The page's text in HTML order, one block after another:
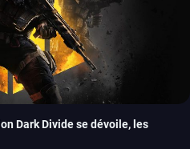
Dark Divide se dévoile, les